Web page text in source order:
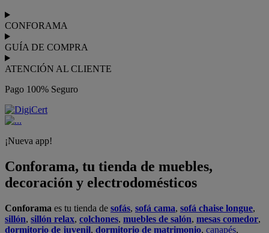
CONFORAMA
GUÍA DE COMPRA
ATENCIÓN AL CLIENTE
Pago 100% Seguro
¡Nueva app!
Conforama, tu tienda de muebles,
decoración y electrodomésticos
Conforama es tu tienda de sofás, sofá cama, sofá chaise longue,
sillón, sillón relax, colchones, muebles de salón, mesas comedor,
dormitorio de juvenil, dormitorio de matrimonio, canapés,